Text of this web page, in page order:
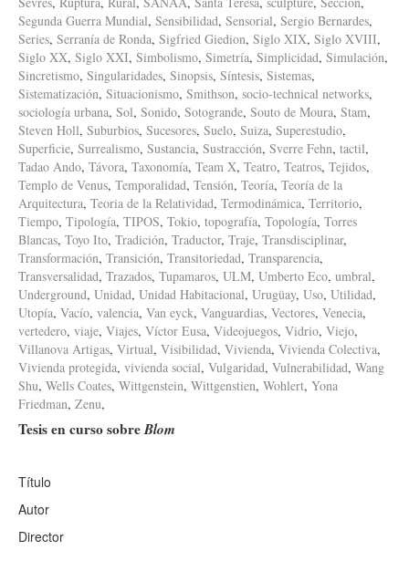
Segunda Guerra Mundial, Sensibilidad, Sensorial, Sergio Bernardes,
Series, Serranía de Ronda, Sigfried Giedion, Siglo XIX, Siglo XVIII,
Siglo XX, Siglo XXI, Simbolismo, Simetría, Simplicidad, Simulación,
Sincretismo, Singularidades, Sinopsis, Síntesis, Sistemas,
Sistematización, Situacionismo, Smithson, socio-technical networks,
sociología urbana, Sol, Sonido, Sotogrande, Souto de Moura, Stam,
Steven Holl, Suburbios, Sucesores, Suelo, Suiza, Superestudio,
Superficie, Surrealismo, Sustancia, Sustracción, Sverre Fehn, tactil,
Tadao Ando, Távora, Taxonomía, Team X, Teatro, Teatros, Tejidos,
Templo de Venus, Temporalidad, Tensión, Teoría, Teoría de la
Arquitectura, Teoria de la Relatividad, Termodinámica, Territorio,
Tiempo, Tipología, TIPOS, Tokio, topografía, Topología, Torres
Blancas, Toyo Ito, Tradición, Traductor, Traje, Transdisciplinar,
Transformación, Transición, Transitoriedad, Transparencia,
Transversalidad, Trazados, Tupamaros, ULM, Umberto Eco, umbral,
Underground, Unidad, Unidad Habitacional, Urugüay, Uso, Utilidad,
Utopía, Vacío, valencia, Van eyck, Vanguardias, Vectores, Venecia,
vertedero, viaje, Viajes, Víctor Eusa, Videojuegos, Vidrio, Viejo,
Villanova Artigas, Virtual, Visibilidad, Vivienda, Vivienda Colectiva,
Vivienda protegida, vivienda social, Vulgaridad, Vulnerabilidad, Wang
Shu, Wells Coates, Wittgenstein, Wittgenstien, Wohlert, Yona
Friedman, Zenu,
Tesis en curso sobreBlom
Título
Autor
Director